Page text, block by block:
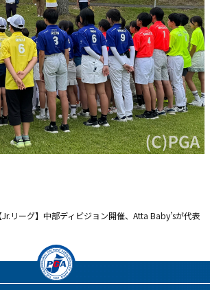
【Jr.リーグ】中部ディビジョン開催、Atta Baby’sが代表